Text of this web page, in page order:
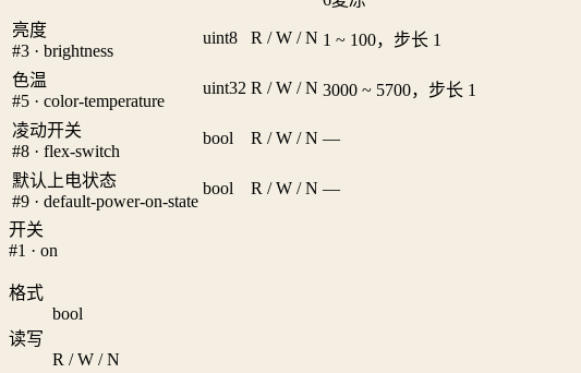
亮度
#3 · brightness
uint8 R / W / N 1 ~ 100，步长 1
色温
#5 · color-temperature
uint32 R / W / N 3000 ~ 5700，步长 1
凌动开关
#8 · flex-switch
bool R / W / N —
默认上电状态
#9 · default-power-on-state
bool R / W / N —
开关
#1 · on
格式
bool
读写
R / W / N